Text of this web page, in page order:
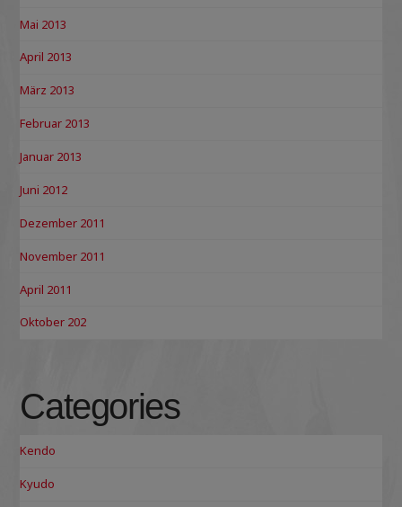
Mai 2013
April 2013
März 2013
Februar 2013
Januar 2013
Juni 2012
Dezember 2011
November 2011
April 2011
Oktober 202
Categories
Kendo
Kyudo